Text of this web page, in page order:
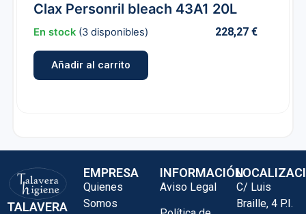
Clax Personril bleach 43A1 20L
En stock (3 disponibles) 228,27 €
Añadir al carrito
TALAVERA
EMPRESA
Quienes
Somos
INFORMACIÓN
Aviso Legal
C/ Luis
Braille, 4 P.I.